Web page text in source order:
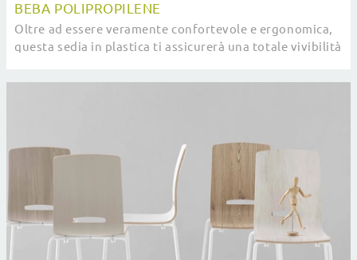
BEBA POLIPROPILENE
Oltre ad essere veramente confortevole e ergonomica,
questa sedia in plastica ti assicurerà una totale vivibilità